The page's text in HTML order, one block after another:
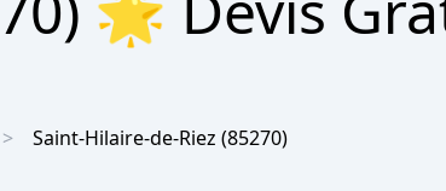
Saint-Hilaire-de-Riez (85270)